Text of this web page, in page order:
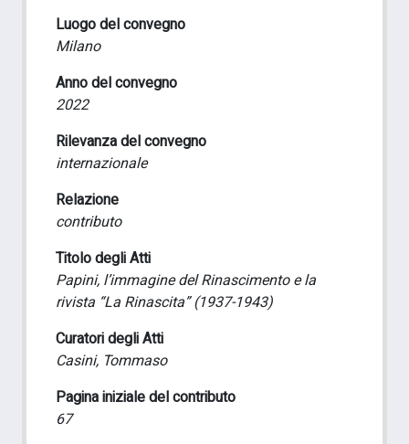
Luogo del convegno
Milano
Anno del convegno
2022
Rilevanza del convegno
internazionale
Relazione
contributo
Titolo degli Atti
Papini, l’immagine del Rinascimento e la
rivista “La Rinascita” (1937-1943)
Curatori degli Atti
Casini, Tommaso
Pagina iniziale del contributo
67